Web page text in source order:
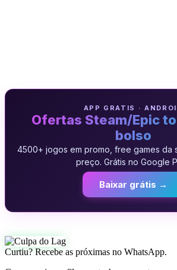
APP GRATIS ·
Ofertas Steam/Epic
bolso
4500+ jogos em promo, free games da
preço. Grátis no Google
Baixar grátis →
Curtiu? Recebe as próximas no WhatsApp.